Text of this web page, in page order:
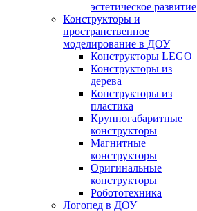
эстетическое развитие
Конструкторы и
пространственное
моделирование в ДОУ
Конструкторы LEGO
Конструкторы из
дерева
Конструкторы из
пластика
Крупногабаритные
конструкторы
Магнитные
конструкторы
Оригинальные
конструкторы
Робототехника
Логопед в ДОУ